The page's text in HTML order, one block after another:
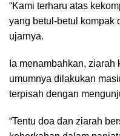
“Kami terharu atas
yang betul-betul kompak
ujarnya.
Ia menambahkan,
umumnya dilakukan
terpisah dengan
“Tentu doa dan ziarah